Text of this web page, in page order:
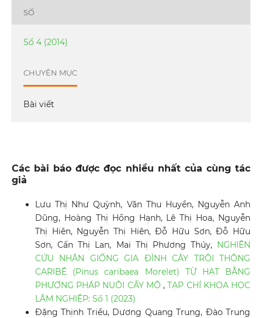
SỐ
Số 4 (2014)
CHUYÊN MỤC
Bài viết
Các bài báo được đọc nhiều nhất của cùng tác
giả
Lưu Thị Như Quỳnh, Văn Thu Huyền, Nguyễn Anh
Dũng, Hoàng Thị Hồng Hạnh, Lê Thị Hoa, Nguyễn
Thị Hiên, Nguyễn Thị Hiên, Đỗ Hữu Sơn, Đỗ Hữu
Sơn, Cấn Thị Lan, Mai Thị Phương Thúy, NGHIÊN
CỨU NHÂN GIỐNG GIA ĐÌNH CÂY TRỘI THÔNG
CARIBÊ (Pinus caribaea Morelet) TỪ HẠT BẰNG
PHƯƠNG PHÁP NUÔI CẤY MÔ,TẠP CHÍ KHOA HỌC
LÂM NGHIỆP: Số 1 (2023)
Đặng Thịnh Triều, Dương Quang Trung, Đào Trung